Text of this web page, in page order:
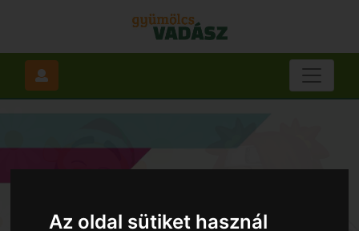
Az oldal sütiket használ